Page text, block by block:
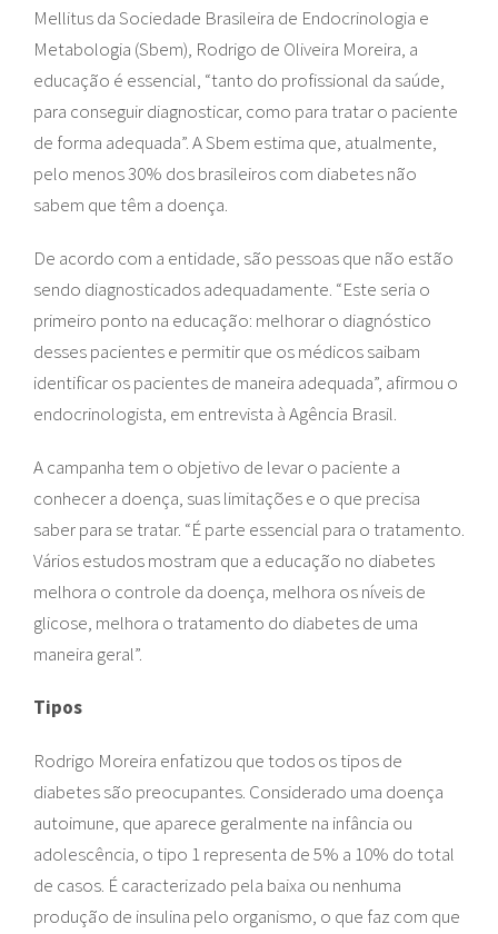
Mellitus da Sociedade Brasileira de Endocrinologia e
Metabologia (Sbem), Rodrigo de Oliveira Moreira, a
educação é essencial, “tanto do profissional da saúde,
para conseguir diagnosticar, como para tratar o paciente
de forma adequada”. A Sbem estima que, atualmente,
pelo menos 30% dos brasileiros com diabetes não
sabem que têm a doença.
De acordo com a entidade, são pessoas que não estão
sendo diagnosticados adequadamente. “Este seria o
primeiro ponto na educação: melhorar o diagnóstico
desses pacientes e permitir que os médicos saibam
identificar os pacientes de maneira adequada”, afirmou o
endocrinologista, em entrevista à Agência Brasil.
A campanha tem o objetivo de levar o paciente a
conhecer a doença, suas limitações e o que precisa
saber para se tratar. “É parte essencial para o tratamento.
Vários estudos mostram que a educação no diabetes
melhora o controle da doença, melhora os níveis de
glicose, melhora o tratamento do diabetes de uma
maneira geral”.
Tipos
Rodrigo Moreira enfatizou que todos os tipos de
diabetes são preocupantes. Considerado uma doença
autoimune, que aparece geralmente na infância ou
adolescência, o tipo 1 representa de 5% a 10% do total
de casos. É caracterizado pela baixa ou nenhuma
produção de insulina pelo organismo, o que faz com que